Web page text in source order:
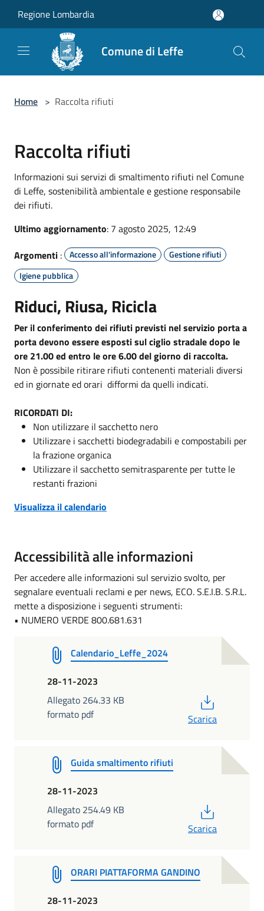
Regione Lombardia
Comune di Leffe
Home > Raccolta rifiuti
Raccolta rifiuti
Informazioni sui servizi di smaltimento rifiuti nel Comune
di Leffe, sostenibilità ambientale e gestione responsabile
dei rifiuti.
Ultimo aggiornamento: 7 agosto 2025, 12:49
Argomenti : Accesso all'informazione
Gestione rifiuti
Igiene pubblica
Riduci, Riusa, Ricicla
Per il conferimento dei rifiuti previsti nel servizio porta a
porta devono essere esposti sul ciglio stradale dopo le
ore 21.00 ed entro le ore 6.00 del giorno di raccolta.
Non è possibile ritirare rifiuti contenenti materiali diversi
ed in giornate ed orari difformi da quelli indicati.
RICORDATI DI:
Non utilizzare il sacchetto nero
Utilizzare i sacchetti biodegradabili e compostabili per
la frazione organica
Utilizzare il sacchetto semitrasparente per tutte le
restanti frazioni
Visualizza il calendario
Accessibilità alle informazioni
Per accedere alle informazioni sul servizio svolto, per
segnalare eventuali reclami e per news, ECO. S.E.I.B. S.R.L.
mette a disposizione i seguenti strumenti:
• NUMERO VERDE 800.681.631
Calendario_Leffe_2024
28-11-2023
Allegato 264.33 KB
formato pdf
Scarica
Guida smaltimento rifiuti
28-11-2023
Allegato 254.49 KB
formato pdf
Scarica
ORARI PIATTAFORMA GANDINO
28-11-2023